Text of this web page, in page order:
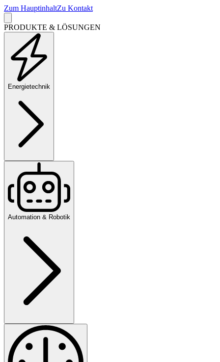
Zum HauptinhaltZu Kontakt
PRODUKTE & LÖSUNGEN
Energietechnik
Automation & Robotik